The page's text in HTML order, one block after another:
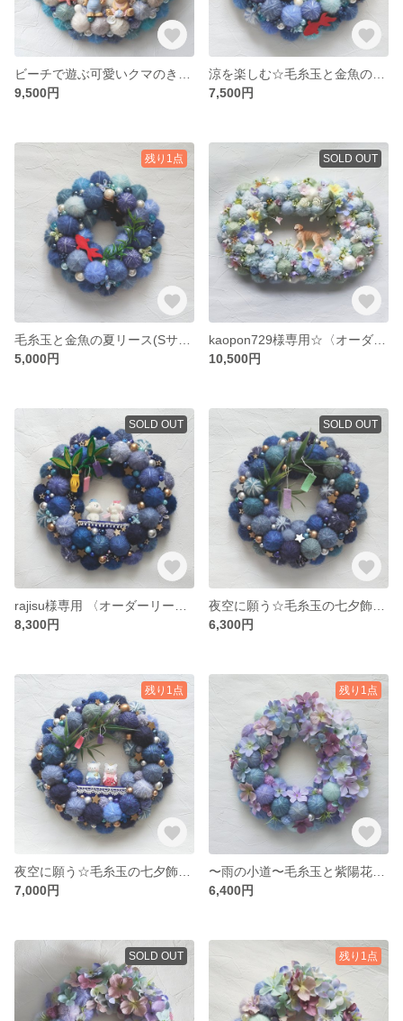
9,500円
7,500円
残り1点
5,000円
SOLD OUT
10,500円
SOLD OUT
8,300円
SOLD OUT
6,300円
残り1点
7,000円
残り1点
6,400円
SOLD OUT 残り1点